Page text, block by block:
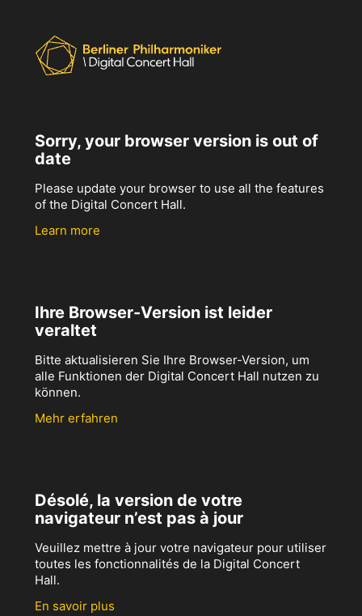
Sorry, your browser version is out of
date
Please update your browser to use all the features
of the Digital Concert Hall.
Learn more
Ihre Browser-Version ist leider
veraltet
Bitte aktualisieren Sie Ihre Browser-Version, um
alle Funktionen der Digital Concert Hall nutzen zu
können.
Mehr erfahren
Désolé, la version de votre
navigateur n’est pas à jour
Veuillez mettre à jour votre navigateur pour utiliser
toutes les fonctionnalités de la Digital Concert
Hall.
En savoir plus